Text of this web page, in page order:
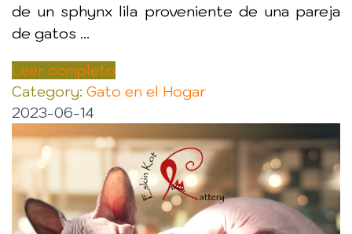
de un sphynx lila proveniente de una pareja
de gatos ...
Leer completo
Category: Gato en el Hogar
2023-06-14